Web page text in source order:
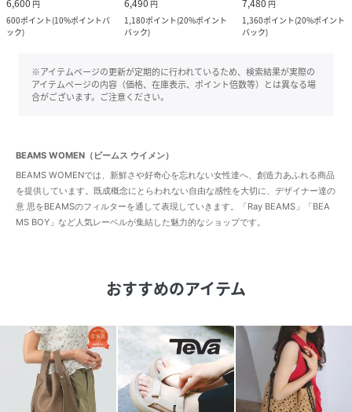
6,600 円
600ポイント(10%ポイントバ
ック)
6,490 円
1,180ポイント(20%ポイント
バック)
7,480 円
1,360ポイント(20%ポイント
バック)
※アイテムページの更新が定期的に行われているため、検索結果が実際の
アイテムページの内容（価格、在庫表示、ポイント倍数等）とは異なる場
合がございます。ご注意ください。
BEAMS WOMEN（ビームス ウイメン）
BEAMS WOMENでは、新鮮さや好奇心を忘れない女性達へ、創造力あふれる商品
を提供しています。既成概念にとらわれない自由な感性を大切に、デザイナー達の
意 思をBEAMSのフィルターを通して表現していきます。「Ray BEAMS」「BEA
MS BOY」など人気レーベルが集結した魅力的なショップです。
おすすめのアイテム